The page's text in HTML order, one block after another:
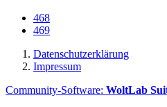
468
469
Datenschutzerklärung
Impressum
Community-Software: WoltLab